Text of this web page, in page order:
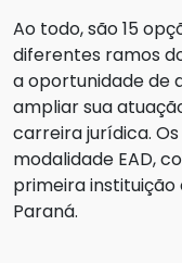
Ao todo, são 15
diferentes ramos
a oportunidade de
ampliar sua
carreira jurídica.
modalidade EAD,
primeira
Paraná.